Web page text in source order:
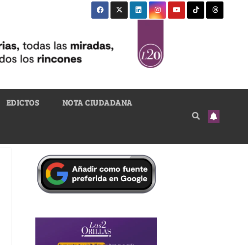
EDICTOS NOTA CIUDADANA